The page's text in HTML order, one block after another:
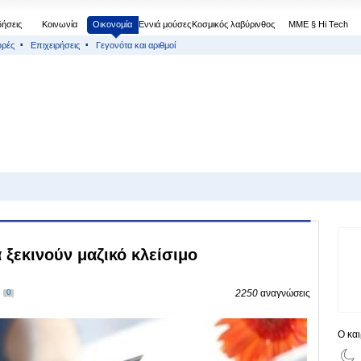
Κοινωνία Οικονομία Εννιά μούσεςΚοσμικός λαβύρινθος МΜΕ § Hi Tech
Επιχειρήσεις Γεγονότα και αριθμοί
μαζικό κλείσιμο
0 2250 αναγνώσεις
Ο